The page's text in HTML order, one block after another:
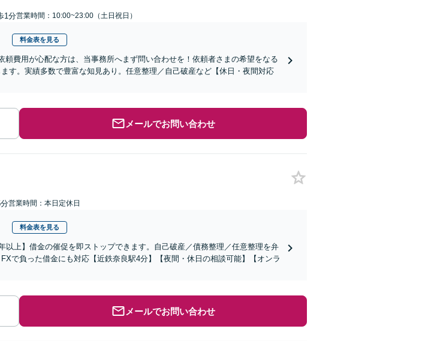
1分営業時間：10:00~23:00（土日祝日）
料金表を見る
頼費用が心配な方は、当事務所へまず問い合わせを！依頼者さまの希望をなる
す。実績多数で豊富な知見あり。任意整理／自己破産など【休日・夜間対応
メールでお問い合わせ
営業時間：本日定休日
料金表を見る
以上】借金の催促を即ストップできます。自己破産／債務整理／任意整理を弁
で負った借金にも対応【近鉄奈良駅4分】【夜間・休日の相談可能】【オンラ
メールでお問い合わせ